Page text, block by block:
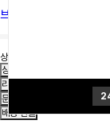
브랜드 홈
상품의 재고가 부족하여 구매할
상품정보
리뷰
문의
배송·환불